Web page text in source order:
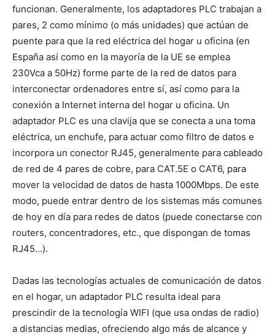
funcionan. Generalmente, los adaptadores PLC trabajan a
pares, 2 como mínimo (o más unidades) que actúan de
puente para que la red eléctrica del hogar u oficina (en
España así como en la mayoría de la UE se emplea
230Vca a 50Hz) forme parte de la red de datos para
interconectar ordenadores entre sí, así como para la
conexión a Internet interna del hogar u oficina. Un
adaptador PLC es una clavija que se conecta a una toma
eléctrica, un enchufe, para actuar como filtro de datos e
incorpora un conector RJ45, generalmente para cableado
de red de 4 pares de cobre, para CAT.5E o CAT6, para
mover la velocidad de datos de hasta 1000Mbps. De este
modo, puede entrar dentro de los sistemas más comunes
de hoy en día para redes de datos (puede conectarse con
routers, concentradores, etc., que dispongan de tomas
RJ45…).
Dadas las tecnologías actuales de comunicación de datos
en el hogar, un adaptador PLC resulta ideal para
prescindir de la tecnología WIFI (que usa ondas de radio)
a distancias medias, ofreciendo algo más de alcance y